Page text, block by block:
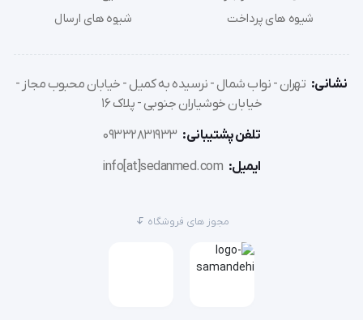
شیوه های پرداخت
شیوه های ارسال
نشانی: تهران - نواب شمال - نرسیده به کمیل - خیابان محبوب مجاز -
خیابان خوشیاران جنوبی - پلاک 16
تلفن پشتیبانی: 09332831933
ایمیل: info[at]sedanmed.com
مجوز های فروشگاه